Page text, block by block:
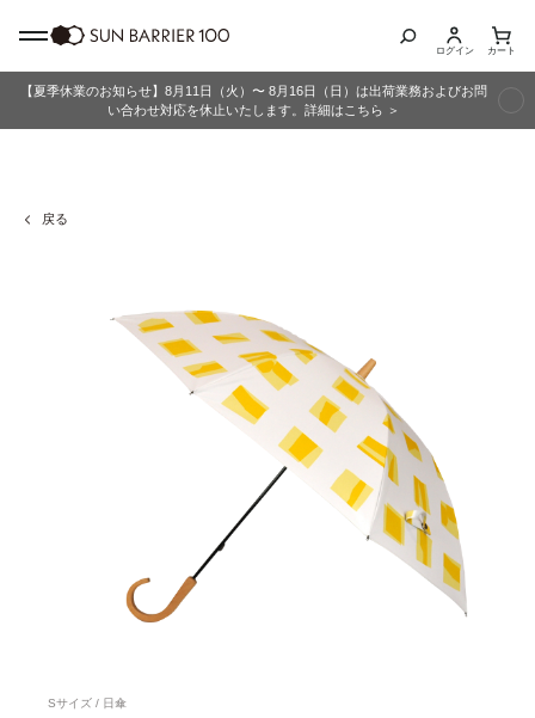
商品カテゴリ
折りたたみ日傘
サンバリア100について
ログイン カート
【夏季休業のお知らせ】8月11日（火）〜 8月16日（日）は出荷業務およびお問
い合わせ対応を休止いたします。詳細はこちら ＞
戻る
Sサイズ / 日傘